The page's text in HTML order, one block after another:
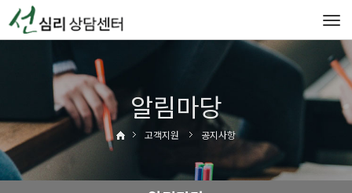
알림마당
고객지원 공지사항